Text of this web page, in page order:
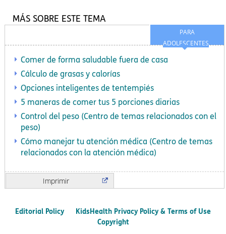
PARA
ADOLESCENTES
MÁS SOBRE ESTE TEMA
Comer de forma saludable fuera de casa
Cálculo de grasas y calorías
Opciones inteligentes de tentempiés
5 maneras de comer tus 5 porciones diarias
Control del peso (Centro de temas relacionados con el
peso)
Cómo manejar tu atención médica (Centro de temas
relacionados con la atención médica)
Imprimir
Editorial Policy
KidsHealth Privacy Policy & Terms of Use
Copyright